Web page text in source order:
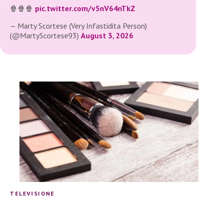
🍿🍿🍿 pic.twitter.com/v5nV64nTkZ
— Marty Scortese (Very Infastidita Person)
(@MartyScortese93) August 3, 2026
TELEVISIONE